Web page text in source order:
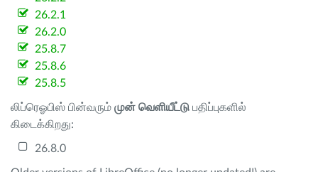
26.2.1
26.2.0
25.8.7
25.8.6
25.8.5
லிப்ரெஓபிஸ் பின்வரும் முன் வெளியீட்டு பதிப்புகளில்
கிடைக்கிறது:
26.8.0